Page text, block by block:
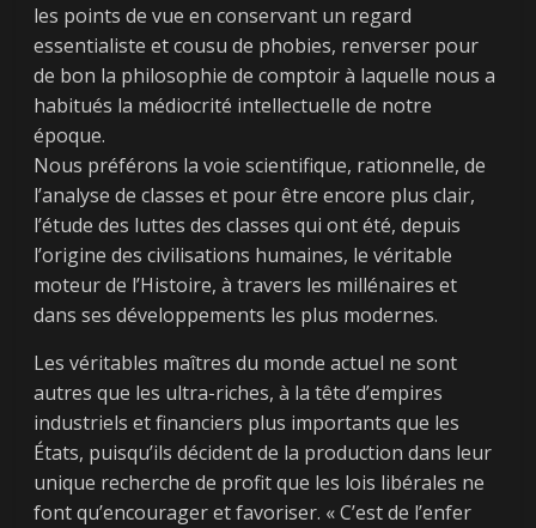
les points de vue en conservant un regard
essentialiste et cousu de phobies, renverser pour
de bon la philosophie de comptoir à laquelle nous a
habitués la médiocrité intellectuelle de notre
époque.
Nous préférons la voie scientifique, rationnelle, de
l’analyse de classes et pour être encore plus clair,
l’étude des luttes des classes qui ont été, depuis
l’origine des civilisations humaines, le véritable
moteur de l’Histoire, à travers les millénaires et
dans ses développements les plus modernes.
Les véritables maîtres du monde actuel ne sont
autres que les ultra-riches, à la tête d’empires
industriels et financiers plus importants que les
États, puisqu’ils décident de la production dans leur
unique recherche de profit que les lois libérales ne
font qu’encourager et favoriser. « C’est de l’enfer